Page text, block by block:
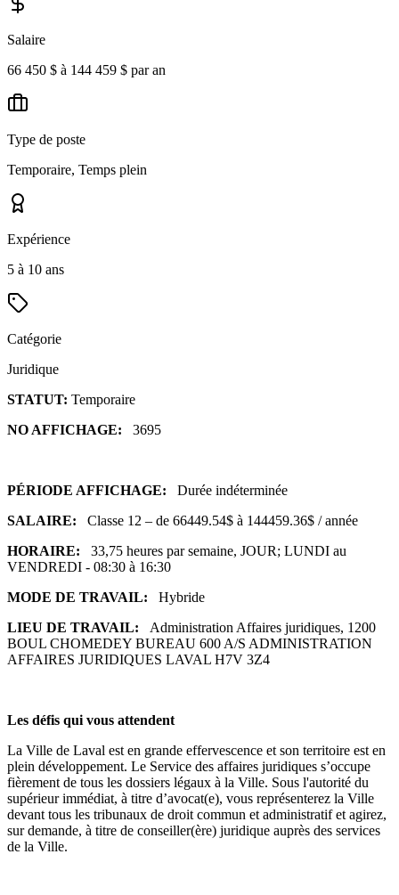
Salaire
66 450 $ à 144 459 $ par an
Type de poste
Temporaire, Temps plein
Expérience
5 à 10 ans
Catégorie
Juridique
STATUT: Temporaire
NO AFFICHAGE: 3695
PÉRIODE AFFICHAGE: Durée indéterminée
SALAIRE: Classe 12 – de 66449.54$ à 144459.36$ / année
HORAIRE: 33,75 heures par semaine, JOUR; LUNDI au
VENDREDI - 08:30 à 16:30
MODE DE TRAVAIL: Hybride
LIEU DE TRAVAIL: Administration Affaires juridiques, 1200
BOUL CHOMEDEY BUREAU 600 A/S ADMINISTRATION
AFFAIRES JURIDIQUES LAVAL H7V 3Z4
Les défis qui vous attendent
La Ville de Laval est en grande effervescence et son territoire est en
plein développement. Le Service des affaires juridiques s’occupe
fièrement de tous les dossiers légaux à la Ville. Sous l'autorité du
supérieur immédiat, à titre d’avocat(e), vous représenterez la Ville
devant tous les tribunaux de droit commun et administratif et agirez,
sur demande, à titre de conseiller(ère) juridique auprès des services
de la Ville.